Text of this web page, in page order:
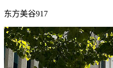
东方美谷917